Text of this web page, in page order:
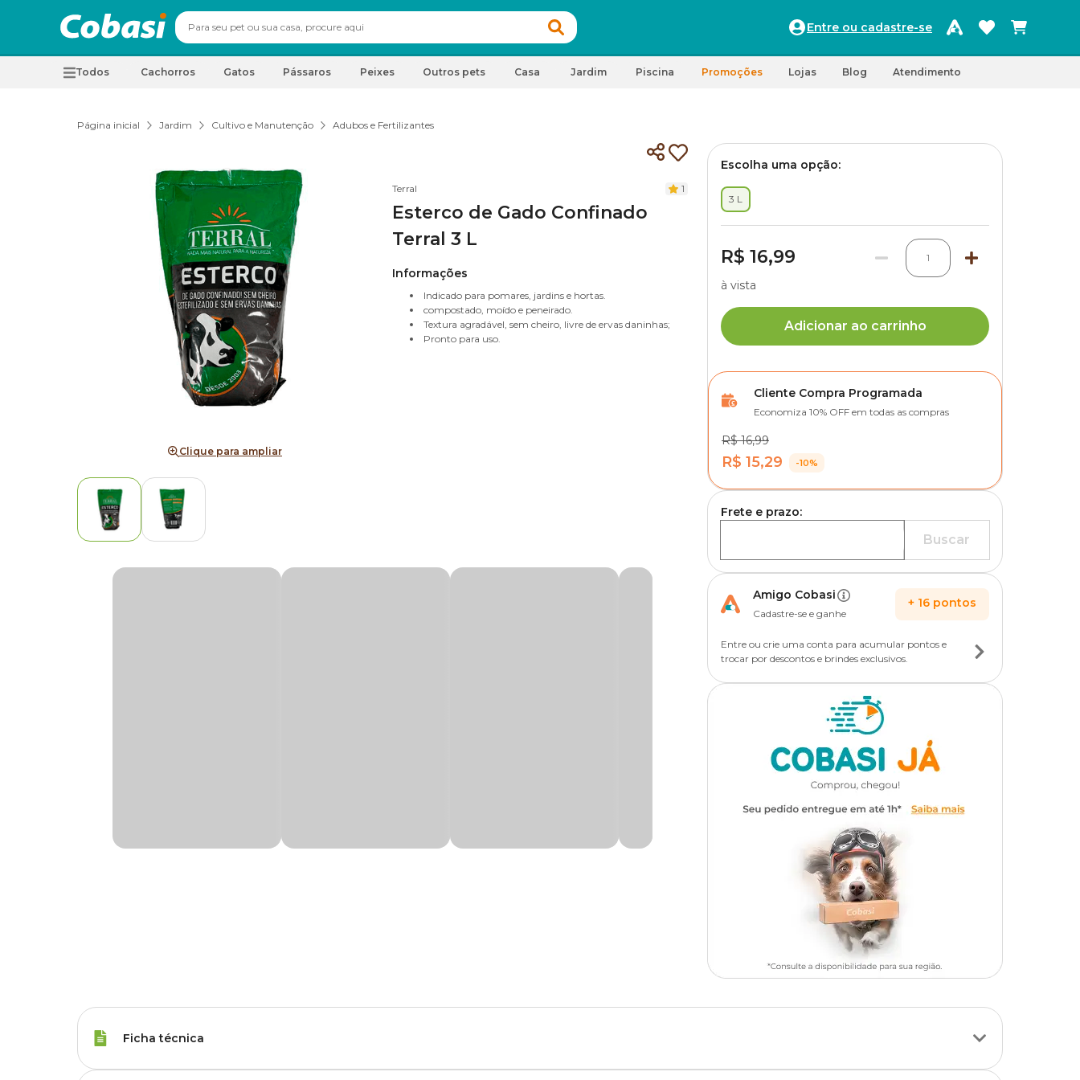
Entre ou cadastre-se
Todos Cachorros Gatos Pássaros Peixes Outros pets Casa Jardim Piscina Promoções Lojas Blog Atendimento
Página inicial Jardim Cultivo e Manutenção Adubos e Fertilizantes
Clique para ampliar
Terral 1
Esterco de Gado Confinado
Terral 3 L
Informações
Indicado para pomares, jardins e hortas.
compostado, moído e peneirado.
Textura agradável, sem cheiro, livre de ervas daninhas;
Pronto para uso.
Escolha uma opção:
3 L
R$ 16,99 1
à vista
Adicionar ao carrinho
Cliente Compra Programada
Economiza 10% OFF em todas as compras
R$ 16,99
R$ 15,29 -10%
Frete e prazo:
Buscar
Amigo Cobasi
Cadastre-se e ganhe
+ 16 pontos
Entre ou crie uma conta para acumular pontos e
trocar por descontos e brindes exclusivos.
Ficha técnica